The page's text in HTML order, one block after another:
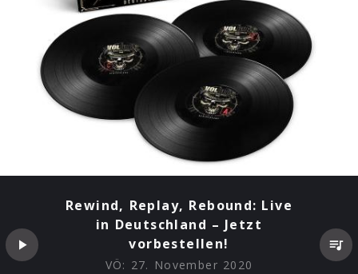
Rewind, Replay, Rebound: Live
in Deutschland – Jetzt
vorbestellen!
VÖ: 27. November 2020